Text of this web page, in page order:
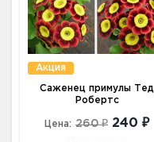
Акция
Саженец примулы Тед
Робертс
Цена: 260 ₽ 240 ₽